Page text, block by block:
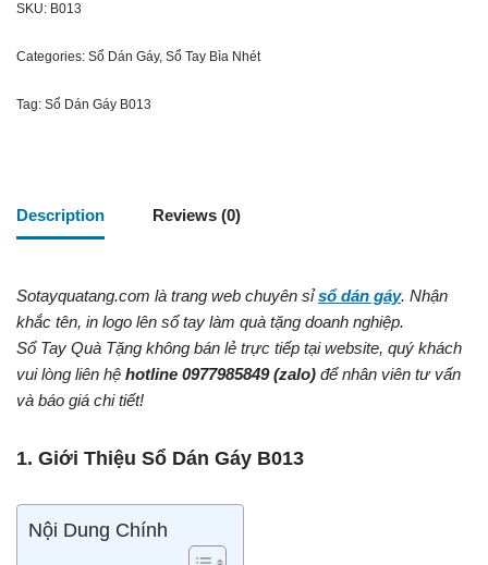
SKU: B013
Categories: Sổ Dán Gáy, Sổ Tay Bìa Nhét
Tag: Sổ Dán Gáy B013
Description Reviews (0)
Sotayquatang.com là trang web chuyên sỉsổ dán gáy. Nhận
khắc tên, in logo lên sổ tay làm quà tặng doanh nghiệp.
Sổ Tay Quà Tặng không bán lẻ trực tiếp tại website, quý khách
vui lòng liên hệ hotline 0977985849 (zalo) để nhân viên tư vấn
và báo giá chi tiết!
1. Giới Thiệu Sổ Dán Gáy B013
Nội Dung Chính